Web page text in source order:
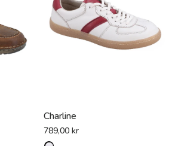
Charline
789,00 kr